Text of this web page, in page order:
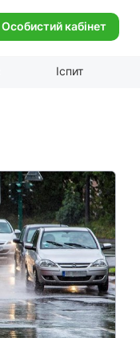
Особистий кабінет
Іспит